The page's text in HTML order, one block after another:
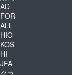
AD
FOR
ALL
HIO
KOS
HI
JFA
クラ